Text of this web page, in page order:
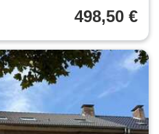
498,50 €